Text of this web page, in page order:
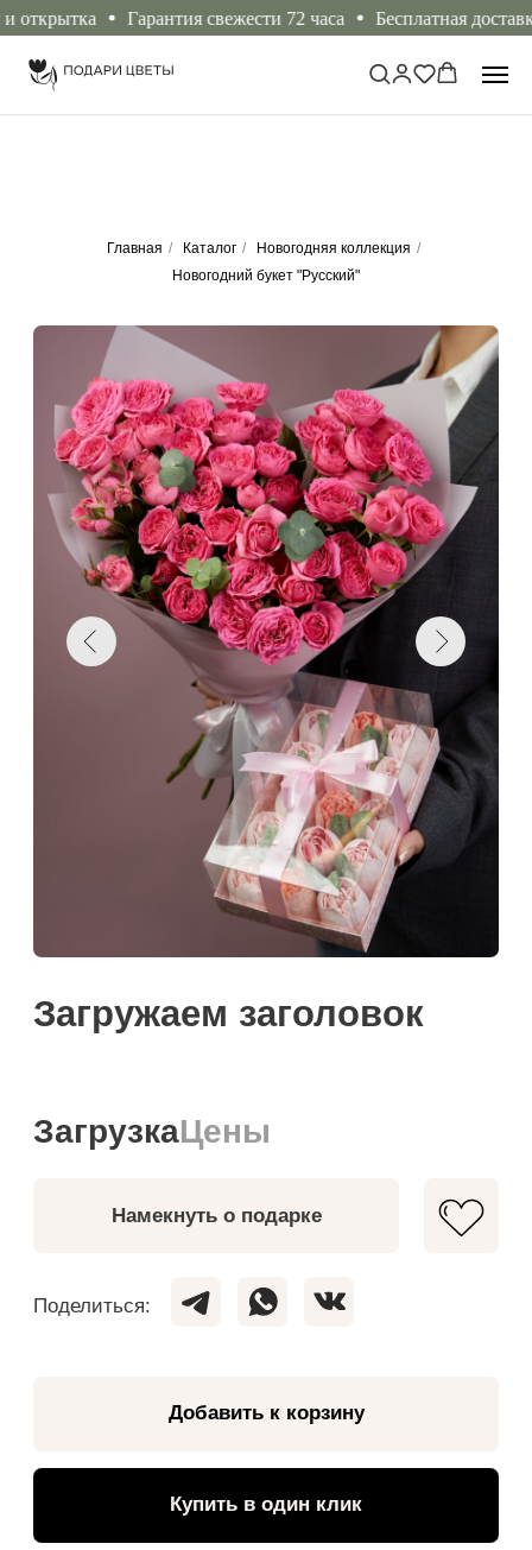
Гарантия свежести 72 часа Бесплатная доставка
Главная / Каталог / Новогодняя коллекция /
Новогодний букет "Русский"
Загружаем текст
Загружаем заголовок
Добавить к корзину
Намекнуть о подарке